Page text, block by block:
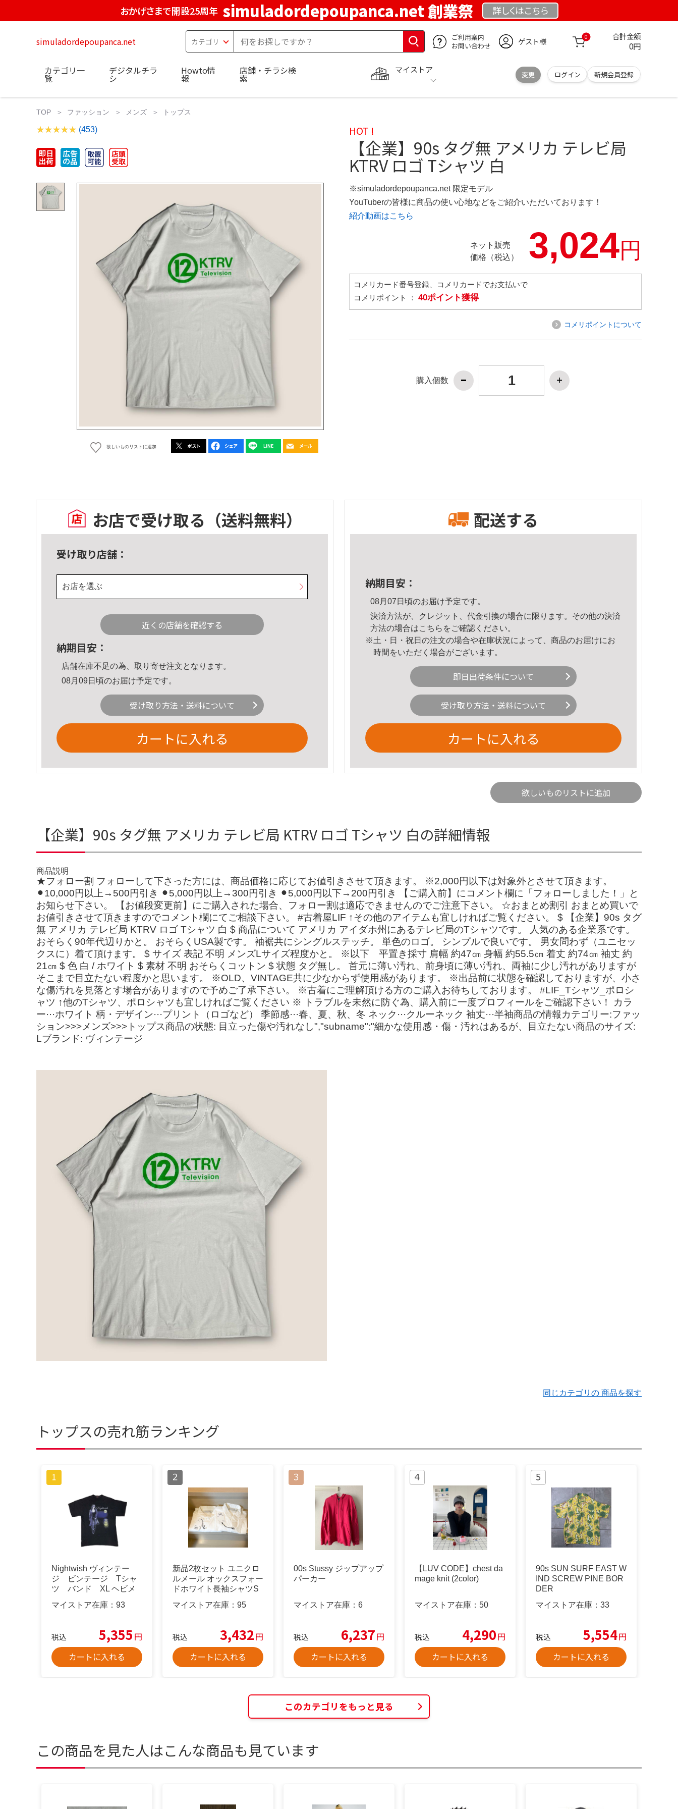
おかげさまで開設25周年 simuladordepoupanca.net 創業祭 詳しくはこちら
simuladordepoupanca.net
ご利用案内
お問い合わせ
ゲスト様 0 合計金額
0円
マイストア
変更 ログイン 新規会員登録
カテゴリ一
覧
デジタルチラ
シ
Howto情
報
店舗・チラシ検
索
TOP ファッション メンズ トップス
(453)
欲しいものリストに追加
HOT !
【企業】90s タグ無 アメリカ テレビ局
KTRV ロゴ Tシャツ 白
※simuladordepoupanca.net 限定モデル
YouTuberの皆様に商品の使い心地などをご紹介いただいております！
紹介動画はこちら
ネット販売
価格（税込）
3,024円
コメリカード番号登録、コメリカードでお支払いで
コメリポイント ： 40ポイント獲得
コメリポイントについて
購入個数
お店で受け取る （送料無料）
受け取り店舗：
お店を選ぶ
近くの店舗を確認する
納期目安：
店舗在庫不足の為、取り寄せ注文となります。
08月09日頃のお届け予定です。
受け取り方法・送料について
カートに入れる
配送する
納期目安：
08月07日頃のお届け予定です。
決済方法が、クレジット、代金引換の場合に限ります。その他の決済
方法の場合はこちら をご確認ください。
※土・日・祝日の注文の場合や在庫状況によって、商品のお届けにお
時間をいただく場合がございます。
即日出荷条件について
受け取り方法・送料について
カートに入れる
欲しいものリストに追加
【企業】90s タグ無 アメリカ テレビ局 KTRV ロゴ Tシャツ 白の詳細情報
商品説明
★フォロー割 フォローして下さった方には、商品価格に応じてお値引きさせて頂きます。 ※2,000円以下は対象外とさせて頂きます。
⚫︎10,000円以上→500円引き ⚫︎5,000円以上→300円引き ⚫︎5,000円以下→200円引き 【ご購入前】にコメント欄に「フォローしました！」と
お知らせ下さい。 【お値段変更前】にご購入された場合、フォロー割は適応できませんのでご注意下さい。 ☆おまとめ割引 おまとめ買いで
お値引きさせて頂きますのでコメント欄にてご相談下さい。 #古着屋LIF ↑その他のアイテムも宜しければご覧ください。 $ 【企業】90s タグ
無 アメリカ テレビ局 KTRV ロゴ Tシャツ 白 $ 商品について アメリカ アイダホ州にあるテレビ局のTシャツです。 人気のある企業系です。
おそらく90年代辺りかと。 おそらくUSA製です。 袖裾共にシングルステッチ。 単色のロゴ。 シンプルで良いです。 男女問わず（ユニセッ
クスに）着て頂けます。 $ サイズ 表記 不明 メンズLサイズ程度かと。 ※以下 平置き採寸 肩幅 約47㎝ 身幅 約55.5㎝ 着丈 約74㎝ 袖丈 約
21㎝ $ 色 白 / ホワイト $ 素材 不明 おそらくコットン $ 状態 タグ無し。 首元に薄い汚れ、前身頃に薄い汚れ、両袖に少し汚れがありますが
そこまで目立たない程度かと思います。 ※OLD、VINTAGE共に少なからず使用感があります。 ※出品前に状態を確認しておりますが、小さ
な傷汚れを見落とす場合がありますので予めご了承下さい。 ※古着にご理解頂ける方のご購入お待ちしております。 #LIF_Tシャツ_ポロシ
ャツ ↑他のTシャツ、ポロシャツも宜しければご覧ください ※ トラブルを未然に防ぐ為、購入前に一度プロフィールをご確認下さい！ カラ
ー···ホワイト 柄・デザイン···プリント（ロゴなど） 季節感···春、夏、秋、冬 ネック···クルーネック 袖丈···半袖商品の情報カテゴリー:ファッ
ション>>>メンズ>>>トップス商品の状態: 目立った傷や汚れなし","subname":"細かな使用感・傷・汚れはあるが、目立たない商品のサイズ:
Lブランド: ヴィンテージ
同じカテゴリの 商品を探す
トップスの売れ筋ランキング
Nightwish ヴィンテー
ジ ビンテージ Tシャ
ツ バンド XL ヘビメ
マイストア在庫： 93
税込 5,355 円
カートに入れる
新品2枚セット ユニクロ
ルメール オックスフォー
ドホワイト長袖シャツS
マイストア在庫： 95
税込 3,432円
カートに入れる
00s Stussy ジップアップ
パーカー
マイストア在庫： 6
税込 6,237円
カートに入れる
【LUV CODE】chest da
mage knit (2color)
マイストア在庫： 50
税込 4,290円
カートに入れる
90s SUN SURF EAST W
IND SCREW PINE BOR
DER
マイストア在庫： 33
税込 5,554円
カートに入れる
このカテゴリをもっと見る
この商品を見た人はこんな商品も見ています